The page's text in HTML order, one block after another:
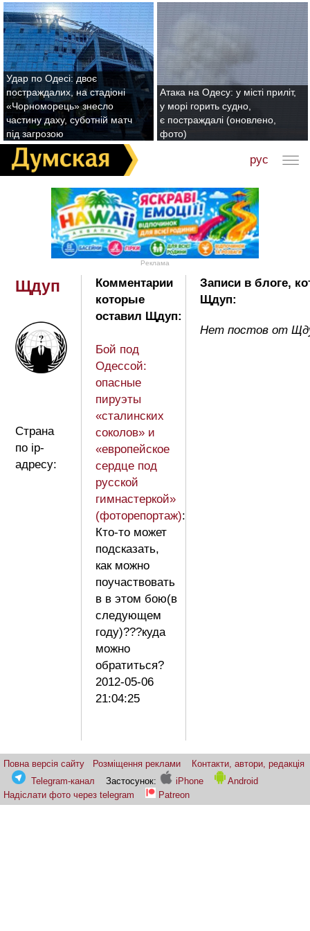
Удар по Одесі: двоє
постраждалих, на стадіоні
«Чорноморець» знесло
частину даху, суботній матч
під загрозою
Атака на Одесу: у місті приліт,
у морі горить судно,
є постраждалі (оновлено,
фото)
рус
Реклама
Щдуп
Страна
по ip-
адресу:
Комментарии
которые
оставил Щдуп:
Бой под
Одессой:
опасные
пируэты
«сталинских
соколов» и
«европейское
сердце под
русской
гимнастеркой»
(фоторепортаж):
Кто-то может
подсказать,
как можно
поучаствовать
в в этом бою(в
следующем
году)???куда
можно
обратиться?
2012-05-06
21:04:25
Записи в блоге,
Щдуп:
Нет постов от
Повна версія сайту Розміщення реклами
Контакти, автори, редакція
Telegram-канал
Застосунок: iPhone
Android
Надіслати фото через telegram
Patreon